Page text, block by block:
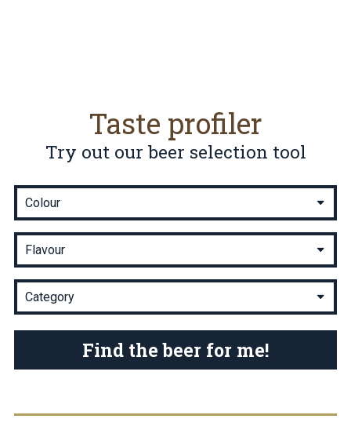
Taste profiler
Try out our beer selection tool
Find the beer for me!